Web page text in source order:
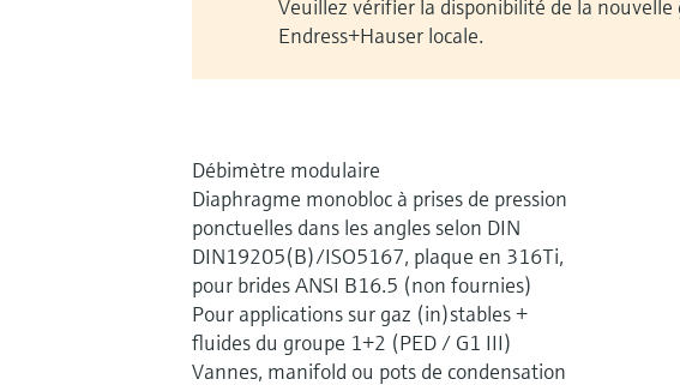
Veuillez vérifier la disponibilité de la
Endress+Hauser locale.
Débimètre modulaire
Diaphragme monobloc à prises de pression
ponctuelles dans les angles selon DIN
DIN19205(B)/ISO5167, plaque en 316Ti,
pour brides ANSI B16.5 (non fournies)
Pour applications sur gaz (in)stables +
fluides du groupe 1+2 (PED / G1 III)
Vannes, manifold ou pots de condensation